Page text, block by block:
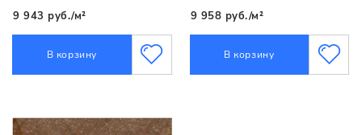
9 943 руб./м²
В корзину
9 958 руб./м²
В корзину